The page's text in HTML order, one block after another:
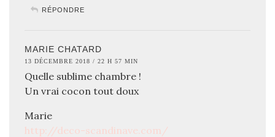
RÉPONDRE
MARIE CHATARD
13 DÉCEMBRE 2018 / 22 H 57 MIN
Quelle sublime chambre !
Un vrai cocon tout doux
Marie
http://deco-scandinave.com/